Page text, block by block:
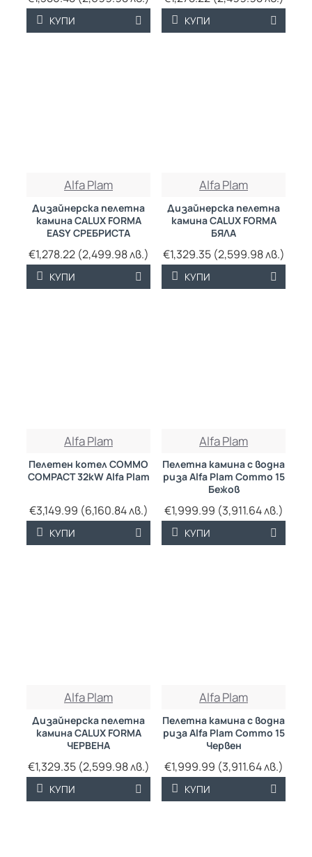
КУПИ КУПИ
Alfa Plam
Дизайнерска пелетна
камина CALUX FORMA
EASY СРЕБРИСТА
€1,278.22 (2,499.98 лв.)
КУПИ
Alfa Plam
Дизайнерска пелетна
камина CALUX FORMA
БЯЛА
€1,329.35 (2,599.98 лв.)
КУПИ
Alfa Plam
Пелетен котел COMMO
COMPACT 32kW Alfa Plam
€3,149.99 (6,160.84 лв.)
КУПИ
ТРАЙНО НИСКА
Alfa Plam
Пелетна камина с водна
риза Alfa Plam Commo 15
Бежов
€1,999.99 (3,911.64 лв.)
КУПИ
Alfa Plam
Дизайнерска пелетна
камина CALUX FORMA
ЧЕРВЕНА
€1,329.35 (2,599.98 лв.)
КУПИ
ТРАЙНО НИСКА
Alfa Plam
Пелетна камина с водна
риза Alfa Plam Commo 15
Червен
€1,999.99 (3,911.64 лв.)
КУПИ